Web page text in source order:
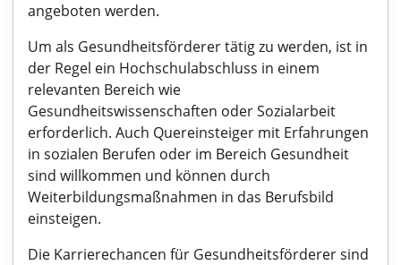
angeboten werden.
Um als Gesundheitsförderer tätig zu werden, ist in
der Regel ein Hochschulabschluss in einem
relevanten Bereich wie
Gesundheitswissenschaften oder Sozialarbeit
erforderlich. Auch Quereinsteiger mit Erfahrungen
in sozialen Berufen oder im Bereich Gesundheit
sind willkommen und können durch
Weiterbildungsmaßnahmen in das Berufsbild
einsteigen.
Die Karrierechancen für Gesundheitsförderer sind